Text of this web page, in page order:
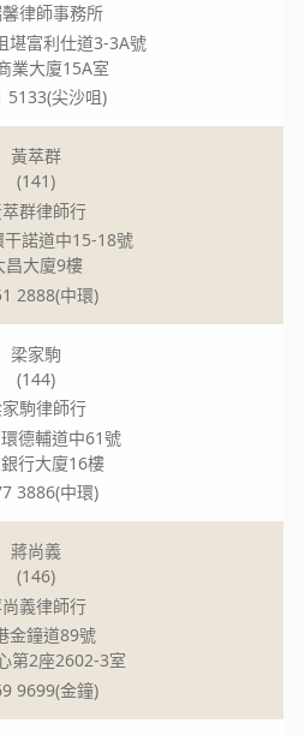
律師事務所
堪富利仕道3-3A號
業大廈15A室
5133(尖沙咀)
黃萃群
(141)
群律師行
干諾道中15-18號
昌大廈9樓
2888(中環)
梁家駒
(144)
駒律師行
德輔道中61號
行大廈16樓
3886(中環)
蔣尚義
(146)
義律師行
金鐘道89號
第2座2602-3室
9699(金鐘)